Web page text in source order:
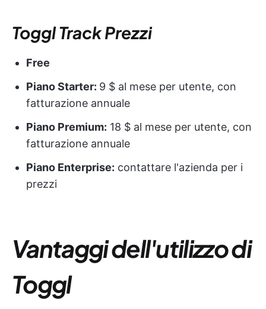
Toggl TrackPrezzi
Free
Piano Starter: 9 $ al mese per utente, con
fatturazione annuale
Piano Premium: 18 $ al mese per utente, con
fatturazione annuale
Piano Enterprise: contattare l'azienda per i
prezzi
Vantaggi dell'utilizzo di
Toggl